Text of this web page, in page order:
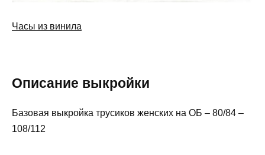
Часы из винила
Описание выкройки
Базовая выкройка трусиков женских на ОБ – 80/84 –
108/112